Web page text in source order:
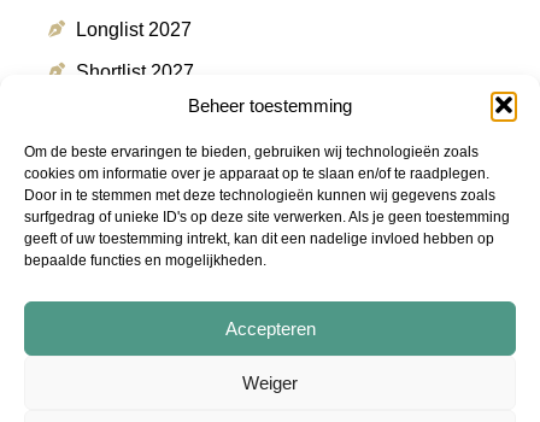
Beheer toestemming
Om de beste ervaringen te bieden, gebruiken wij technologieën zoals
cookies om informatie over je apparaat op te slaan en/of te raadplegen.
Door in te stemmen met deze technologieën kunnen wij gegevens zoals
surfgedrag of unieke ID's op deze site verwerken. Als je geen toestemming
geeft of uw toestemming intrekt, kan dit een nadelige invloed hebben op
bepaalde functies en mogelijkheden.
Accepteren
Weiger
Longlist 2027
Shortlist 2027
Winnaar 2027
Meer informatie
Persmap
Podcast "De Shortlist"